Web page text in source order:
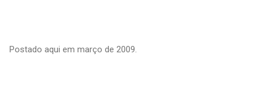
Postado aqui em março de 2009.